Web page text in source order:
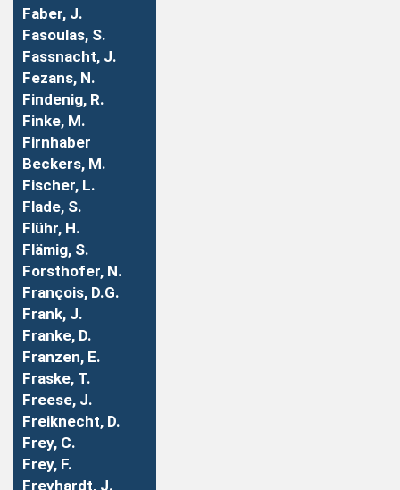
Faber, J.
Fasoulas, S.
Fassnacht, J.
Fezans, N.
Findenig, R.
Finke, M.
Firnhaber
Beckers, M.
Fischer, L.
Flade, S.
Flühr, H.
Flämig, S.
Forsthofer, N.
François, D.G.
Frank, J.
Franke, D.
Franzen, E.
Fraske, T.
Freese, J.
Freiknecht, D.
Frey, C.
Frey, F.
Freyhardt, J.